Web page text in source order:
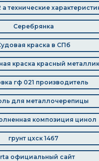
технические
Серебрянка
краска в СПб
краска красный металлик
гф 021 производитель
для металлочерепицы
композиция цинол
грунт цхск 1467
официальный сайт